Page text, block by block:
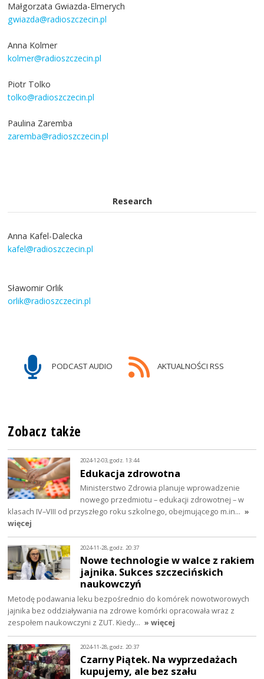
Małgorzata Gwiazda-Elmerych
gwiazda@radioszczecin.pl
Anna Kolmer
kolmer@radioszczecin.pl
Piotr Tolko
tolko@radioszczecin.pl
Paulina Zaremba
zaremba@radioszczecin.pl
Research
Anna Kafel-Dalecka
kafel@radioszczecin.pl
Sławomir Orlik
orlik@radioszczecin.pl
PODCAST AUDIO AKTUALNOŚCI RSS
Zobacz także
2024-12-03, godz. 13:44
Edukacja zdrowotna
Ministerstwo Zdrowia planuje wprowadzenie
nowego przedmiotu – edukacji zdrowotnej – w
klasach IV–VIII od przyszłego roku szkolnego, obejmującego m.in… »
więcej
2024-11-28, godz. 20:37
Nowe technologie w walce z rakiem
jajnika. Sukces szczecińskich
naukowczyń
Metodę podawania leku bezpośrednio do komórek nowotworowych
jajnika bez oddziaływania na zdrowe komórki opracowała wraz z
zespołem naukowczyni z ZUT. Kiedy… » więcej
2024-11-28, godz. 20:37
Czarny Piątek. Na wyprzedażach
kupujemy, ale bez szału